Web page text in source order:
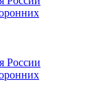
России